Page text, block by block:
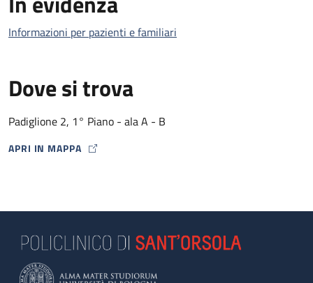
Informazioni per pazienti e familiari
Dove si trova
Padiglione 2, 1° Piano - ala A - B
APRI IN MAPPA
MAP ICON